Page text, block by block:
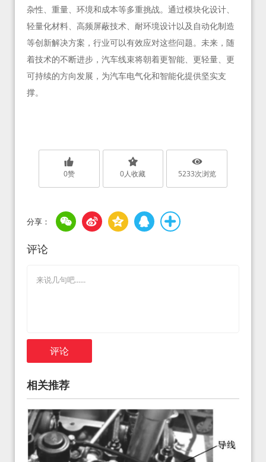
杂性、重量、环境和成本等多重挑战。通过模块化设计、
轻量化材料、高频屏蔽技术、耐环境设计以及自动化制造
等创新解决方案，行业可以有效应对这些问题。未来，随
着技术的不断进步，汽车线束将朝着更智能、更轻量、更
可持续的方向发展，为汽车电气化和智能化提供坚实支
撑。
0赞 0人收藏 5233次浏览
评论
评论
相关推荐